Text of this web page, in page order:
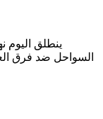
ينطلق اليوم
السواحل ضد فرق